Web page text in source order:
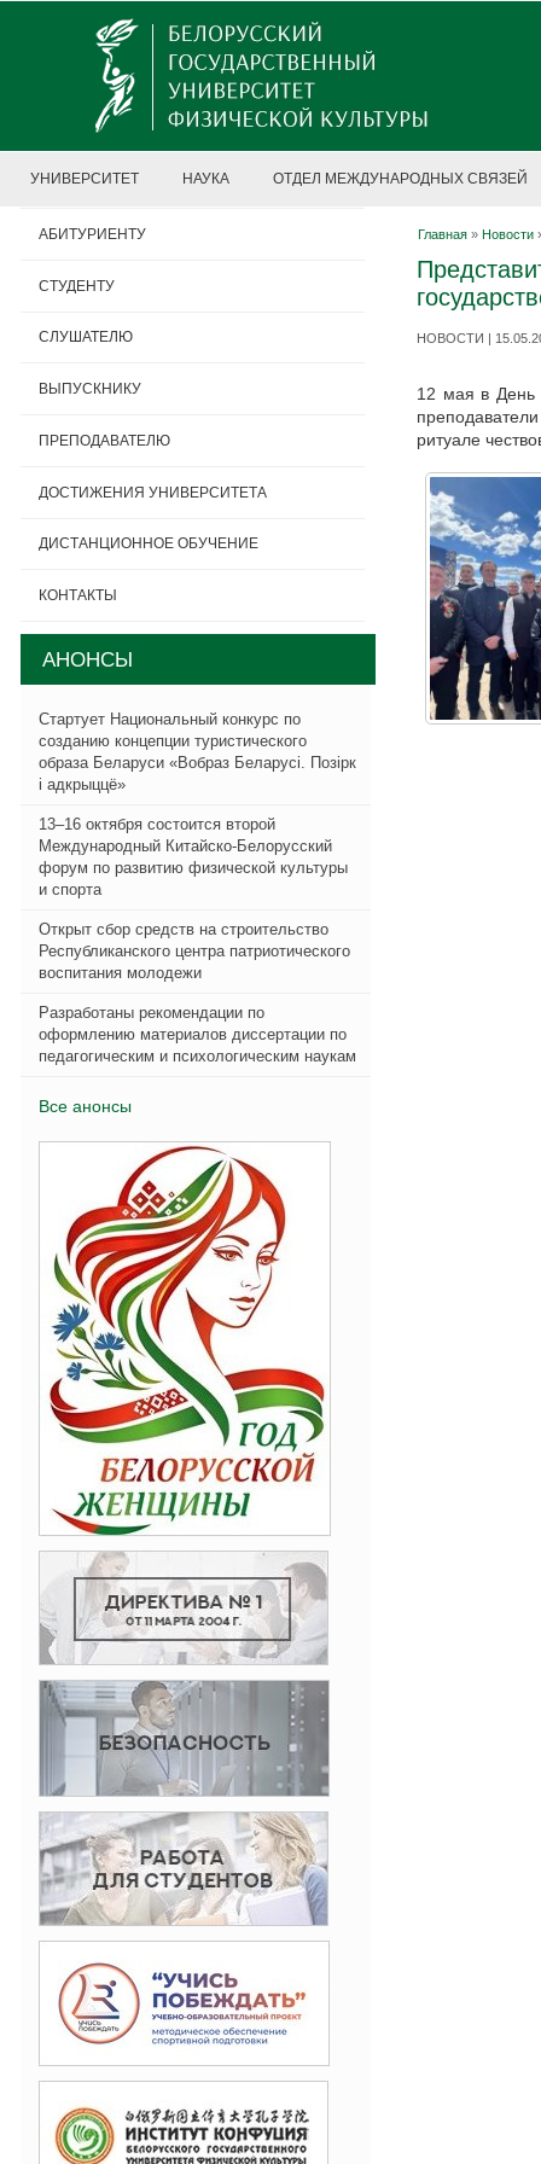
УНИВЕРСИТЕТ НАУКА ОТДЕЛ МЕЖДУНАРОДНЫХ СВЯЗЕЙ
Главная » Новости
НОВОСТИ |
12 мая в День
ритуале
АБИТУРИЕНТУ
СТУДЕНТУ
СЛУШАТЕЛЮ
ВЫПУСКНИКУ
ПРЕПОДАВАТЕЛЮ
ДОСТИЖЕНИЯ УНИВЕРСИТЕТА
ДИСТАНЦИОННОЕ ОБУЧЕНИЕ
КОНТАКТЫ
АНОНСЫ
Стартует Национальный конкурс по
созданию концепции туристического
образа Беларуси «Вобраз Беларусi. Позiрк
i адкрыццё»
13–16 октября состоится второй
Международный Китайско-Белорусский
форум по развитию физической культуры
и спорта
Открыт сбор средств на строительство
Республиканского центра патриотического
воспитания молодежи
Разработаны рекомендации по
оформлению материалов диссертации по
педагогическим и психологическим наукам
Все анонсы